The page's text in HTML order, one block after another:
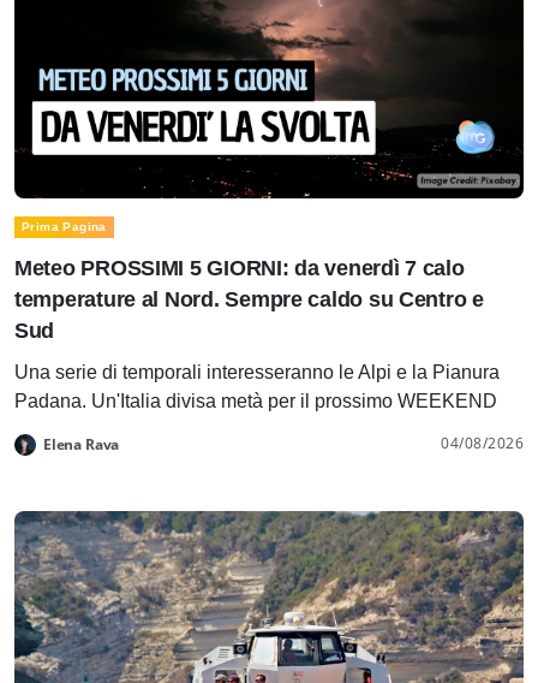
Prima Pagina
Meteo PROSSIMI 5 GIORNI: da venerdì 7 calo
temperature al Nord. Sempre caldo su Centro e
Sud
Una serie di temporali interesseranno le Alpi e la Pianura
Padana. Un'Italia divisa metà per il prossimo WEEKEND
Elena Rava 04/08/2026